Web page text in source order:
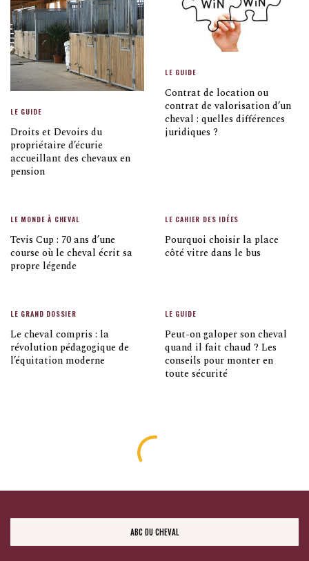
LE GUIDE
Droits et Devoirs du
propriétaire d’écurie
accueillant des chevaux en
pension
LE GUIDE
Contrat de location ou
contrat de valorisation d’un
cheval : quelles différences
juridiques ?
LE MONDE À CHEVAL
Tevis Cup : 70 ans d’une
course où le cheval écrit sa
propre légende
LE CAHIER DES IDÉES
Pourquoi choisir la place
côté vitre dans le bus
LE GRAND DOSSIER
Le cheval compris : la
révolution pédagogique de
l’équitation moderne
LE GUIDE
Peut-on galoper son cheval
quand il fait chaud ? Les
conseils pour monter en
toute sécurité
ABC DU CHEVAL